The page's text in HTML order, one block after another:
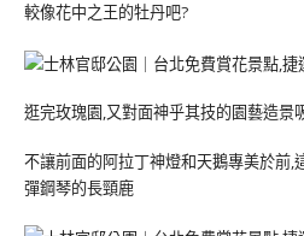
較像花中之王的牡丹吧?
逛完玫瑰園,又對面神乎其技的園藝造景
不讓前面的阿拉丁神燈和天鵝專美於前,
彈鋼琴的長頸鹿